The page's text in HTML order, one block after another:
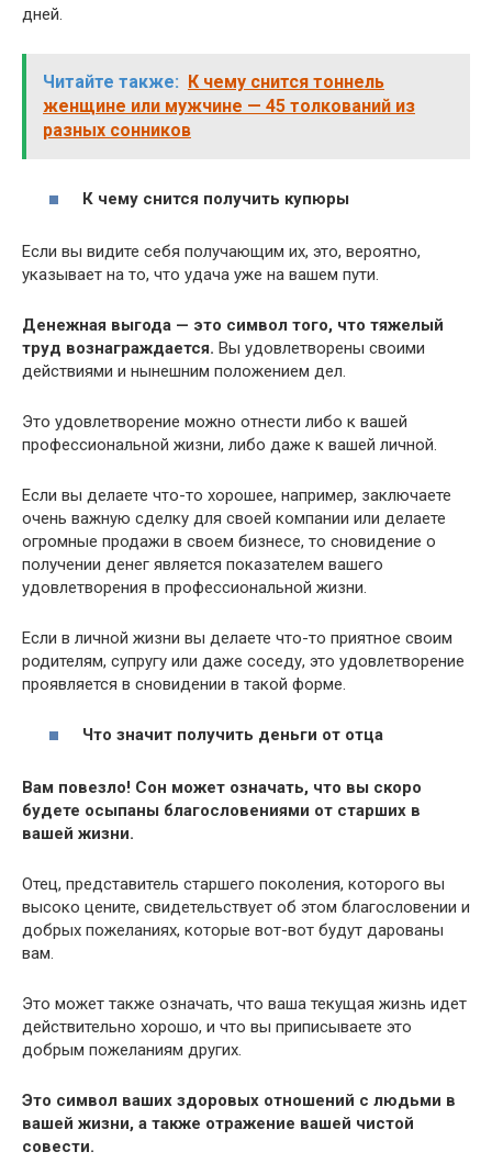
дней.
Читайте также: К чему снится тоннель
женщине или мужчине — 45 толкований из
разных сонников
К чему снится получить купюры
Если вы видите себя получающим их, это, вероятно,
указывает на то, что удача уже на вашем пути.
Денежная выгода — это символ того, что тяжелый
труд вознаграждается. Вы удовлетворены своими
действиями и нынешним положением дел.
Это удовлетворение можно отнести либо к вашей
профессиональной жизни, либо даже к вашей личной.
Если вы делаете что-то хорошее, например, заключаете
очень важную сделку для своей компании или делаете
огромные продажи в своем бизнесе, то сновидение о
получении денег является показателем вашего
удовлетворения в профессиональной жизни.
Если в личной жизни вы делаете что-то приятное своим
родителям, супругу или даже соседу, это удовлетворение
проявляется в сновидении в такой форме.
Что значит получить деньги от отца
Вам повезло! Сон может означать, что вы скоро
будете осыпаны благословениями от старших в
вашей жизни.
Отец, представитель старшего поколения, которого вы
высоко цените, свидетельствует об этом благословении и
добрых пожеланиях, которые вот-вот будут дарованы
вам.
Это может также означать, что ваша текущая жизнь идет
действительно хорошо, и что вы приписываете это
добрым пожеланиям других.
Это символ ваших здоровых отношений с людьми в
вашей жизни, а также отражение вашей чистой
совести.